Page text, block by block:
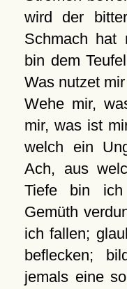
wird der
Schmach hat
bin dem
Was nutzet
Wehe mir,
mir, was ist
welch ein
Ach, aus
Tiefe bin
Gemüth
ich fallen;
beflecken;
jemals eine